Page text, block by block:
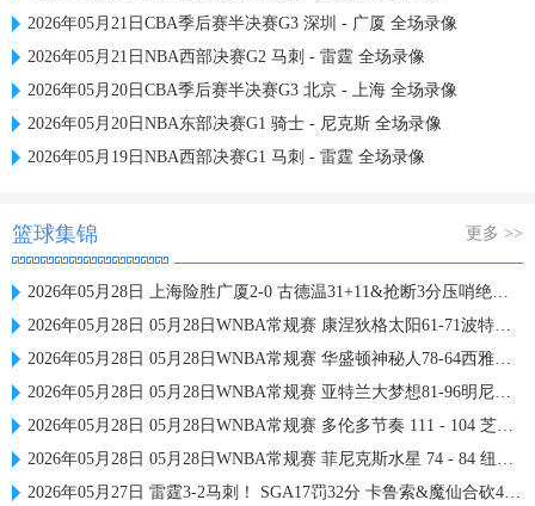
2026年05月21日CBA季后赛半决赛G3 深圳 - 广厦 全场录像
2026年05月21日NBA西部决赛G2 马刺 - 雷霆 全场录像
2026年05月20日CBA季后赛半决赛G3 北京 - 上海 全场录像
2026年05月20日NBA东部决赛G1 骑士 - 尼克斯 全场录像
2026年05月19日NBA西部决赛G1 马刺 - 雷霆 全场录像
篮球集锦 更多 >>
2026年05月28日 上海险胜广厦2-0 古德温31+11&抢断3分压哨绝杀 布朗空砍50分
2026年05月28日 05月28日WNBA常规赛 康涅狄格太阳61-71波特兰火焰 全场集锦
2026年05月28日 05月28日WNBA常规赛 华盛顿神秘人78-64西雅图风暴 全场集锦
2026年05月28日 05月28日WNBA常规赛 亚特兰大梦想81-96明尼苏达山猫 全场集锦
2026年05月28日 05月28日WNBA常规赛 多伦多节奏 111 - 104 芝加哥天空 集锦
2026年05月28日 05月28日WNBA常规赛 菲尼克斯水星 74 - 84 纽约自由人 集锦
2026年05月27日 雷霆3-2马刺！ SGA17罚32分 卡鲁索&魔仙合砍42分 文班15中4